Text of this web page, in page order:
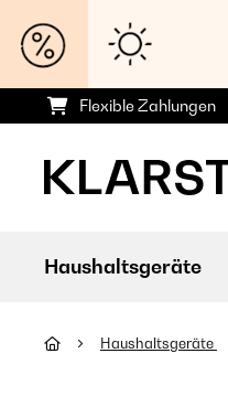
Flexible Zahlungen
Haushaltsgeräte
Haushaltsgeräte